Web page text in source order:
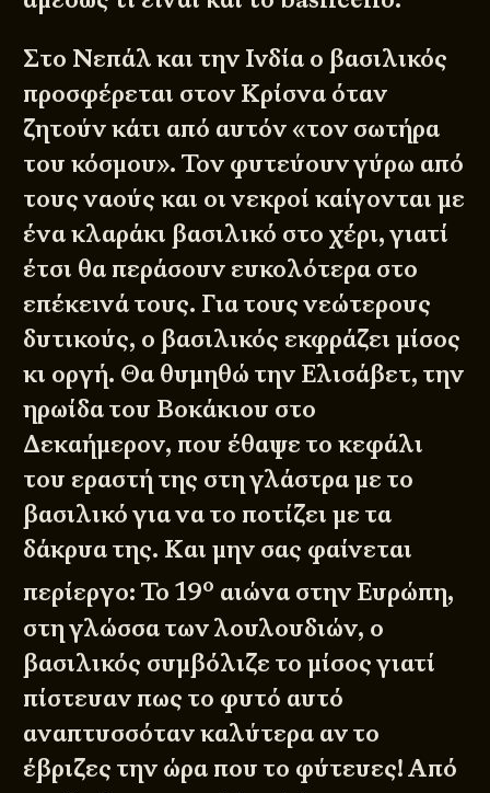
Στο Νεπάλ και την Ινδία ο βασιλικός
προσφέρεται στον Κρίσνα όταν
ζητούν κάτι από αυτόν «τον σωτήρα
του κόσμου». Τον φυτεύουν γύρω από
τους ναούς και οι νεκροί καίγονται με
ένα κλαράκι βασιλικό στο χέρι, γιατί
έτσι θα περάσουν ευκολότερα στο
επέκεινά τους. Για τους νεώτερους
δυτικούς, ο βασιλικός εκφράζει μίσος
κι οργή. Θα θυμηθώ την Ελισάβετ, την
ηρωίδα του Βοκάκιου στο
Δεκαήμερον, που έθαψε το κεφάλι
του εραστή της στη γλάστρα με το
βασιλικό για να το ποτίζει με τα
δάκρυα της. Και μην σας φαίνεται
περίεργο: Το 19ο αιώνα στην Ευρώπη,
στη γλώσσα των λουλουδιών, ο
βασιλικός συμβόλιζε το μίσος γιατί
πίστευαν πως το φυτό αυτό
αναπτυσσόταν καλύτερα αν το
έβριζες την ώρα που το φύτευες! Από